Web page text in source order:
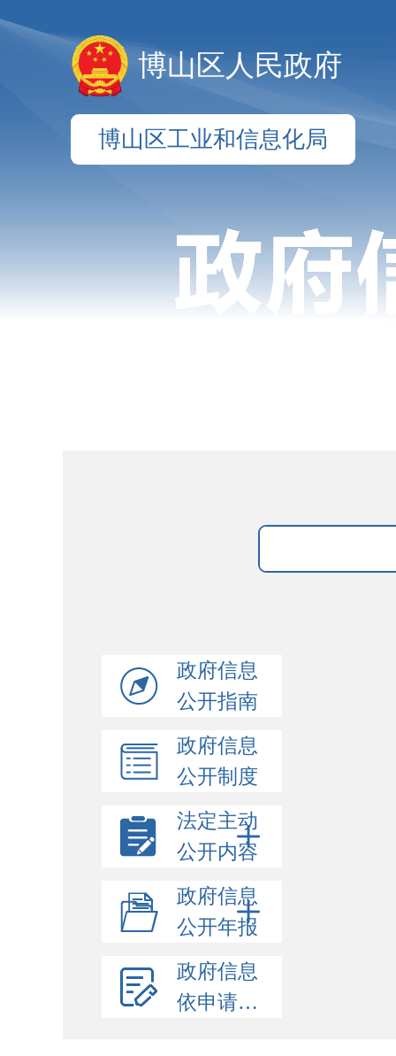
博山区人民政府
博山区工业和信息化局
政府信息
公开指南
政府信息
公开制度
法定主动
公开内容
政府信息
公开年报
政府信息
依申请公开